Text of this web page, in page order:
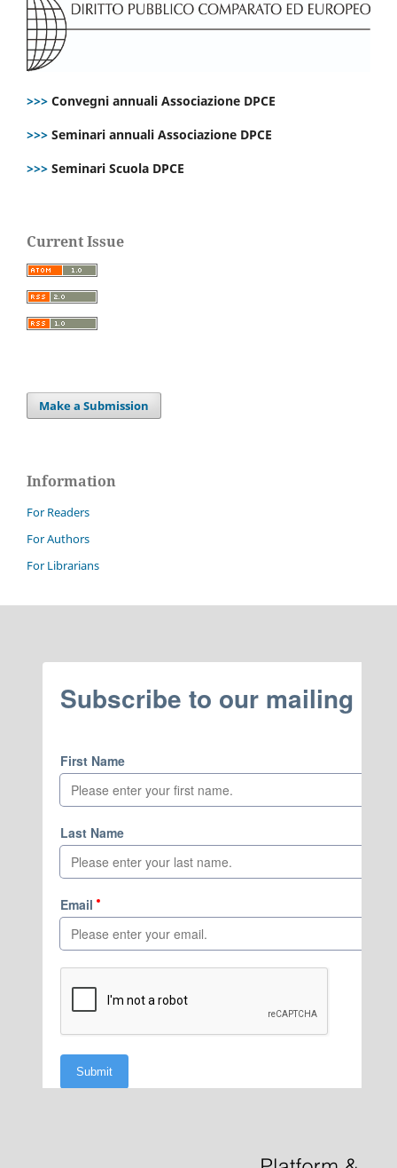
>>> Convegni annuali Associazione DPCE
>>> Seminari annuali Associazione DPCE
>>> Seminari Scuola DPCE
Current Issue
Make a Submission
Information
For Readers
For Authors
For Librarians